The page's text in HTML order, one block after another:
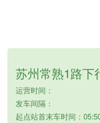
苏州常熟1路下
运营时间：
发车间隔：
起点站首末车时间：